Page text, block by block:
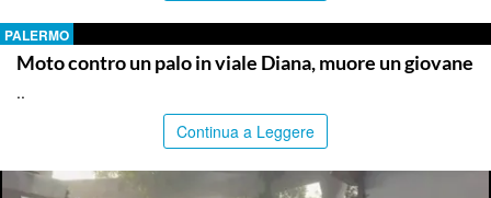
PALERMO
Moto contro un palo in viale Diana, muore un giovane
..
Continua a Leggere